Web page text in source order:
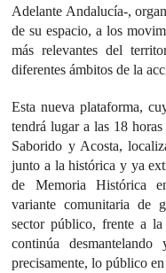
Adelante Andalucía-,
de su espacio, a los
más relevantes del
diferentes ámbitos de la
Esta nueva plataforma,
tendrá lugar a las 18
Saborido y Acosta,
junto a la histórica y ya
de Memoria Histórica
variante comunitaria de
sector público, frente a
continúa
precisamente, lo público